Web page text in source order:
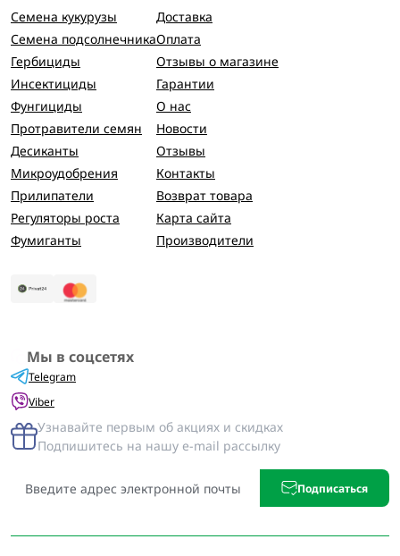
Семена кукурузы
Семена подсолнечника
Гербициды
Инсектициды
Фунгициды
Протравители семян
Десиканты
Микроудобрения
Прилипатели
Регуляторы роста
Фумиганты
Доставка
Оплата
Отзывы о магазине
Гарантии
О нас
Новости
Отзывы
Контакты
Возврат товара
Карта сайта
Производители
Мы в соцсетях
Telegram
Viber
Узнавайте первым об акциях и скидках
Подпишитесь на нашу e-mail рассылку
Подписаться